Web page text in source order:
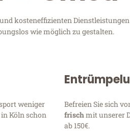
kosteneffizienten
wie möglich zu gestalten.
weniger
in Köln schon
Befreien Sie sich
frischmit unserer
ab 150€.